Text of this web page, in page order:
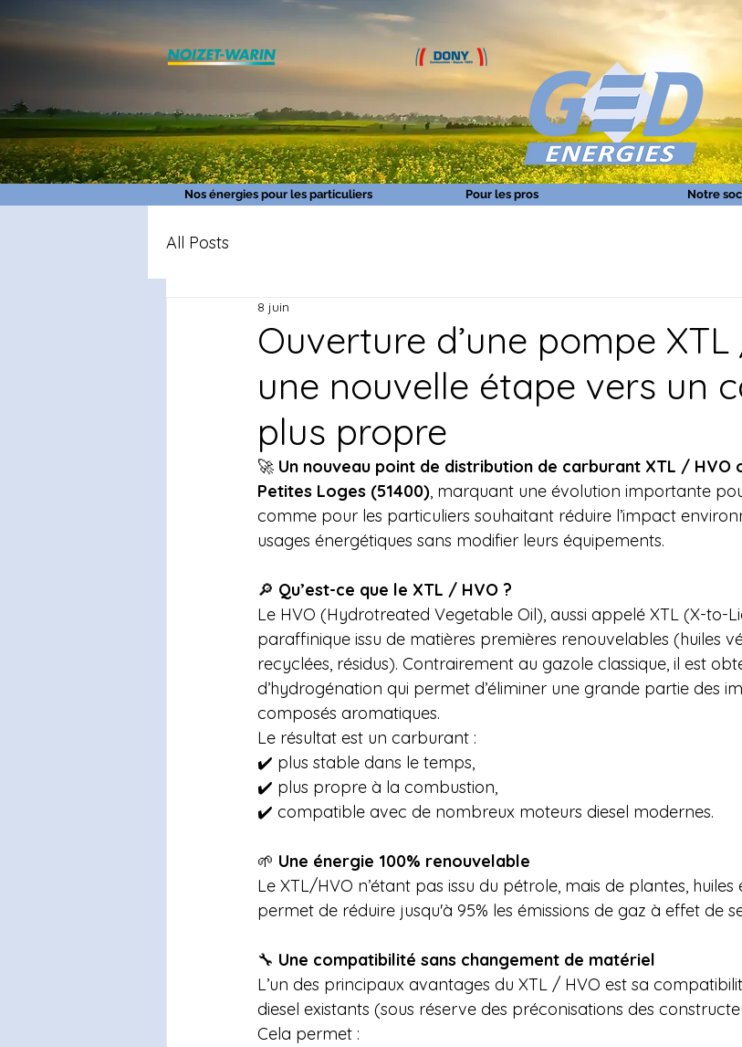
Nos énergies pour les particuliers Pour les pros Notre
All Posts
Ouverture d’une pompe
une nouvelle étape vers un
plus propre
8 juin
🚀 Un nouveau point de distribution de carburant XTL / HVO
Petites Loges (51400), marquant une évolution importante
comme pour les particuliers souhaitant réduire l’impact
usages énergétiques sans modifier leurs équipements.
🔎 Qu’est-ce que le XTL / HVO ?
Le HVO (Hydrotreated Vegetable Oil), aussi appelé XTL (X-to-
paraffinique issu de matières premières renouvelables (huiles
recyclées, résidus). Contrairement au gazole classique, il est
d’hydrogénation qui permet d’éliminer une grande partie des
composés aromatiques.
Le résultat est un carburant :
✔️ plus stable dans le temps,
✔️ plus propre à la combustion,
✔️ compatible avec de nombreux moteurs diesel modernes.
🌱 Une énergie 100% renouvelable
Le XTL/HVO n’étant pas issu du pétrole, mais de plantes,
permet de réduire jusqu'à 95% les émissions de gaz à effet de
🔧 Une compatibilité sans changement de matériel
L’un des principaux avantages du XTL / HVO est sa
diesel existants (sous réserve des préconisations des
Cela permet :